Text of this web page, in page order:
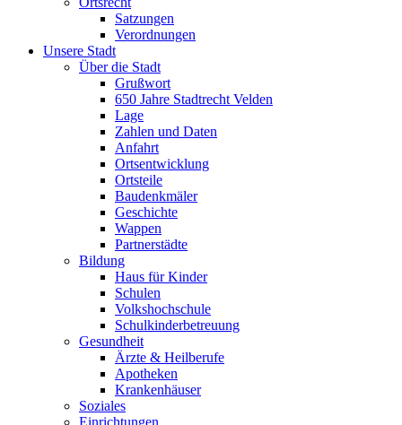
Satzungen
Verordnungen
Unsere Stadt
Über die Stadt
Grußwort
650 Jahre Stadtrecht Velden
Lage
Zahlen und Daten
Anfahrt
Ortsentwicklung
Ortsteile
Baudenkmäler
Geschichte
Wappen
Partnerstädte
Bildung
Haus für Kinder
Schulen
Volkshochschule
Schulkinderbetreuung
Gesundheit
Ärzte & Heilberufe
Apotheken
Krankenhäuser
Soziales
Einrichtungen